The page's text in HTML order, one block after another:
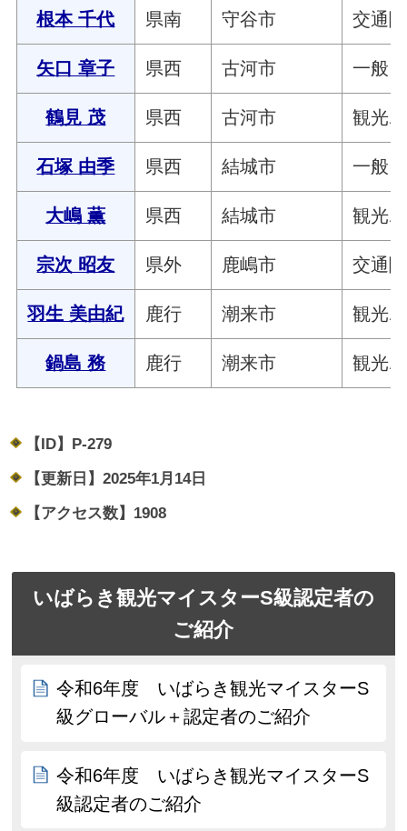
根本 千代 県南 守谷市 交通
矢口 章子 県西 古河市 一般
鶴見 茂 県西 古河市 観光
石塚 由季 県西 結城市 一般
大嶋 薫 県西 結城市 観光
宗次 昭友 県外 鹿嶋市 交通
羽生 美由紀 鹿行 潮来市 観光
鍋島 務 鹿行 潮来市 観光
【ID】 P-279
【更新日】 2025年1月14日
【アクセス数】 1908
いばらき観光マイスターS級認定者の
ご紹介
令和6年度 いばらき観光マイスターS
級グローバル＋認定者のご紹介
令和6年度 いばらき観光マイスターS
級認定者のご紹介